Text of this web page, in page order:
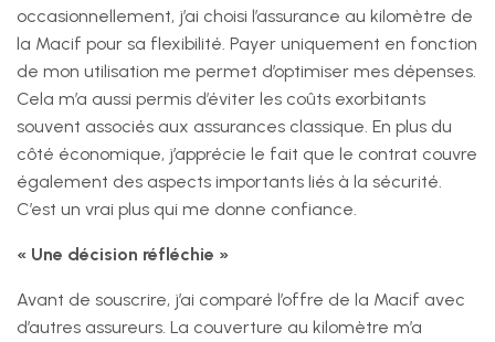
occasionnellement, j’ai choisi l’assurance au kilomètre de
la Macif pour sa flexibilité. Payer uniquement en fonction
de mon utilisation me permet d’optimiser mes dépenses.
Cela m’a aussi permis d’éviter les coûts exorbitants
souvent associés aux assurances classique. En plus du
côté économique, j’apprécie le fait que le contrat couvre
également des aspects importants liés à la sécurité.
C’est un vrai plus qui me donne confiance.
« Une décision réfléchie »
Avant de souscrire, j’ai comparé l’offre de la Macif avec
d’autres assureurs. La couverture au kilomètre m’a